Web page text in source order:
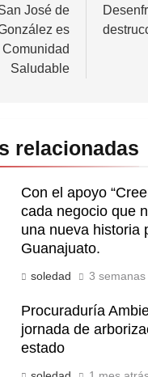
José de
es
Comunidad
Saludable
relacionadas
Con el apoyo
cada negocio que
una nueva historia
Guanajuato.
soledad 3
Procuraduría
jornada de
estado